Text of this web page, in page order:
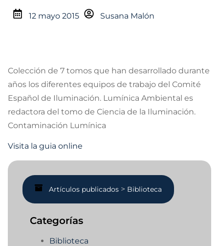
12 mayo 2015 Susana Malón
Colección de 7 tomos que han desarrollado durante
años los diferentes equipos de trabajo del Comité
Español de Iluminación. Lumínica Ambiental es
redactora del tomo de Ciencia de la Iluminación.
Contaminación Lumínica
Visita la guia online
Artículos publicados > Biblioteca
Categorías
Biblioteca